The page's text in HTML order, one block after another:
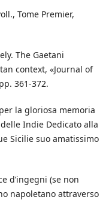
Tome Premier,
The Gaetani
context, «Journal of
361-372.
la gloriosa memoria
Indie Dedicato alla
Sicilie suo amatissimo
d’ingegni (se non
napoletano attraverso